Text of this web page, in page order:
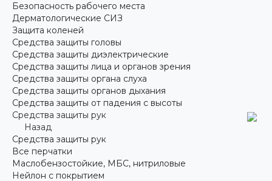
Безопасность рабочего места
Дерматологические СИЗ
Защита коленей
Средства защиты головы
Средства защиты диэлектрические
Средства защиты лица и органов зрения
Средства защиты органа слуха
Средства защиты органов дыхания
Средства защиты от падения с высоты
Средства защиты рук
Назад
Средства защиты рук
Все перчатки
Маслобензостойкие, МБС, нитриловые
Нейлон с покрытием